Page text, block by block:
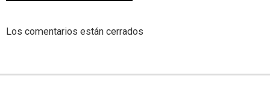
Los comentarios están cerrados